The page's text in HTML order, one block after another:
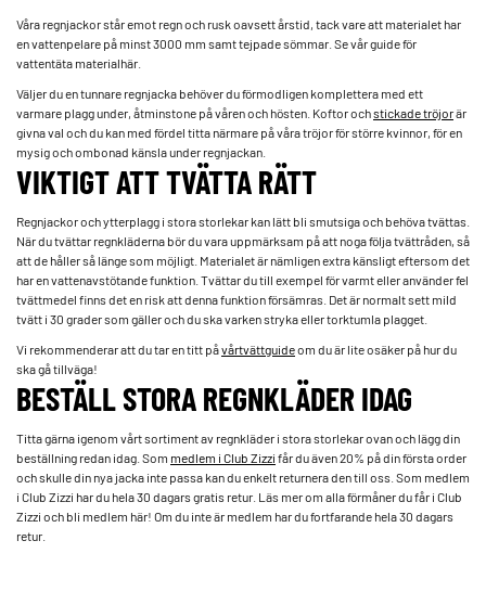
Våra regnjackor står emot regn och rusk oavsett årstid, tack vare att materialet har
en vattenpelare på minst 3000 mm samt tejpade sömmar. Se vår guide för
vattentäta material­här.
Väljer du en tunnare regnjacka behöver du förmodligen komplettera med ett
varmare plagg under, åtminstone på våren och hösten. Koftor ochstickade tröjorär
givna val och du kan med fördel titta närmare på våra tröjor för större kvinnor, för en
mysig och ombonad känsla under regnjackan.
VIKTIGT ATT TVÄTTA RÄTT
Regnjackor och ytterplagg i stora storlekar kan lätt bli smutsiga och behöva tvättas.
När du tvättar regnkläderna bör du vara uppmärksam på att noga följa tvättråden, så
att de håller så länge som möjligt. Materialet är nämligen extra känsligt eftersom det
har en vattenavstötande funktion. Tvättar du till exempel för varmt eller använder fel
tvättmedel finns det en risk att denna funktion försämras. Det är normalt sett mild
tvätt i 30 grader som gäller och du ska varken stryka eller torktumla plagget.
Vi rekommenderar att du tar en titt påvår­tvättguideom du är lite osäker på hur du
ska gå tillväga!
BESTÄLL STORA REGNKLÄDER IDAG
Titta gärna igenom vårt sortiment av regnkläder i stora storlekar ovan och lägg din
beställning redan idag. Som medlem i Club Zizzifår du även 20% på din första order
och skulle din nya jacka inte passa kan du enkelt returnera den till oss. Som medlem
i Club Zizzi har du hela 30 dagars gratis retur. Läs mer om alla förmåner du får i Club
Zizzi och bli medlem ­här! Om du inte är medlem har du fortfarande hela 30 dagars
retur.